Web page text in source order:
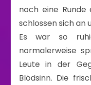
noch eine Runde
schlossen sich an
Es war so
normalerweise
Leute in der
Blödsinn. Die